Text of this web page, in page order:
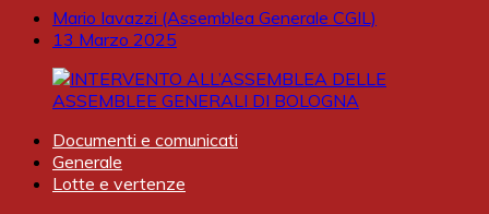
Mario Iavazzi (Assemblea Generale CGIL)
13 Marzo 2025
Documenti e comunicati
Generale
Lotte e vertenze